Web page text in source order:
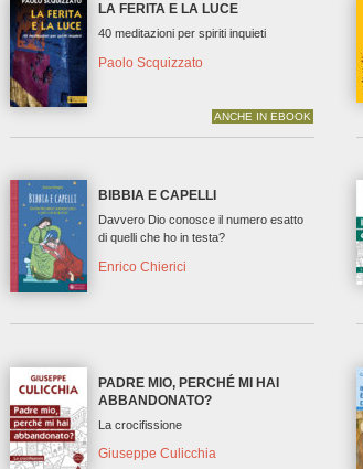
LA FERITA E LA LUCE
40 meditazioni per spiriti inquieti
Paolo Scquizzato
ANCHE IN EBOOK
BIBBIA E CAPELLI
Davvero Dio conosce il numero esatto
di quelli che ho in testa?
Enrico Chierici
PADRE MIO, PERCHÉ MI HAI
ABBANDONATO?
La crocifissione
Giuseppe Culicchia